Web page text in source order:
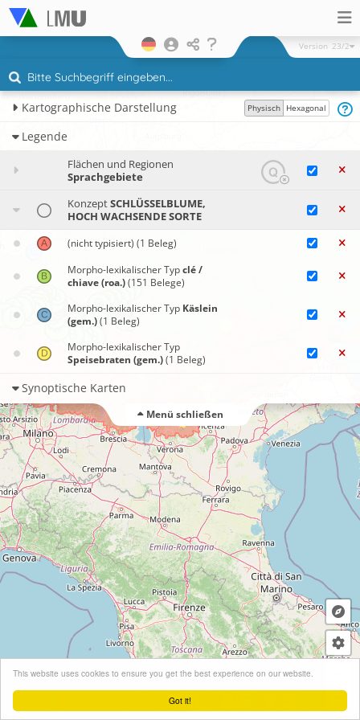
Got it!
This website uses cookies to ensure you get the best experience on our website.
Version 23/2
Leaflet| ©OpenStreetMapcontributors
Kartographische Darstellung Physisch Hexagonal
Legende
Flächen und Regionen
Sprachgebiete
KonzeptSCHLÜSSELBLUME,
HOCH WACHSENDE SORTE
(nicht typisiert) (1 Beleg)
Morpho-lexikalischer Typclé /
chiave (roa.)(151 Belege)
Morpho-lexikalischer Typ Käslein
(gem.)(1 Beleg)
Morpho-lexikalischer Typ
Speisebraten (gem.)(1 Beleg)
Synoptische Karten
Menü schließen